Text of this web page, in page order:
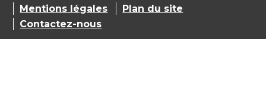
Mentions légales
Plan du site
Contactez-nous